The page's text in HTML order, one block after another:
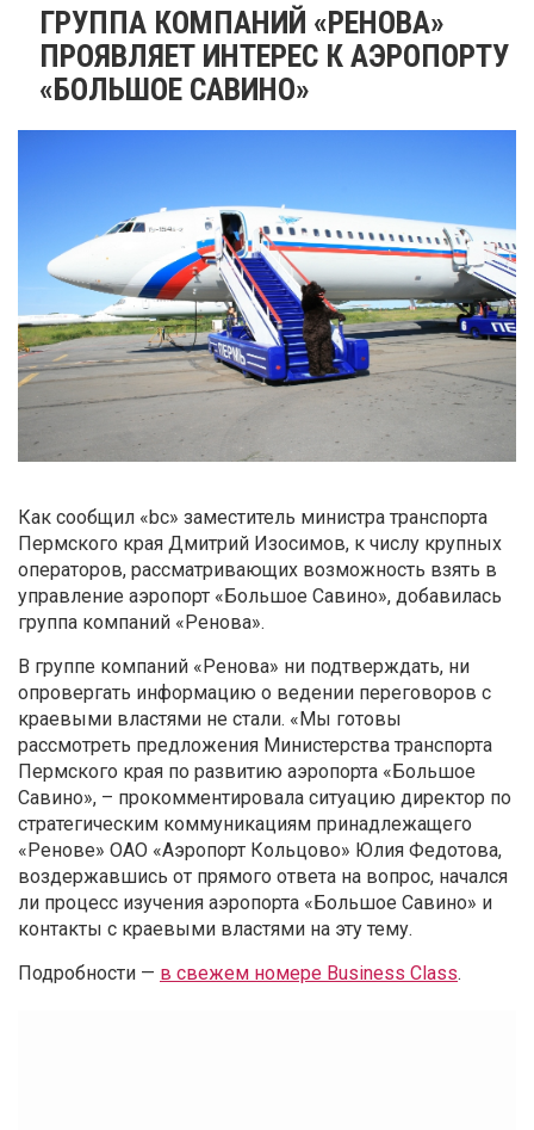
ГРУППА КОМПАНИЙ «РЕНОВА»
ПРОЯВЛЯЕТ ИНТЕРЕС К АЭРОПОРТУ
«БОЛЬШОЕ САВИНО»
Как сообщил «bc» заместитель министра транспорта
Пермского края Дмитрий Изосимов, к числу крупных
операторов, рассматривающих возможность взять в
управление аэропорт «Большое Савино», добавилась
группа компаний «Ренова».
В группе компаний «Ренова» ни подтверждать, ни
опровергать информацию о ведении переговоров с
краевыми властями не стали. «Мы готовы
рассмотреть предложения Министерства транспорта
Пермского края по развитию аэропорта «Большое
Савино», – прокомментировала ситуацию директор по
стратегическим коммуникациям принадлежащего
«Ренове» ОАО «Аэропорт Кольцово» Юлия Федотова,
воздержавшись от прямого ответа на вопрос, начался
ли процесс изучения аэропорта «Большое Савино» и
контакты с краевыми властями на эту тему.
Подробности — в свежем номере Business Class.